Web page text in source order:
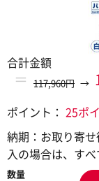
合計金額
＝ 117,960円 →
ポイント： 25ポ
納期： お取り寄
入の場合は、す
数量